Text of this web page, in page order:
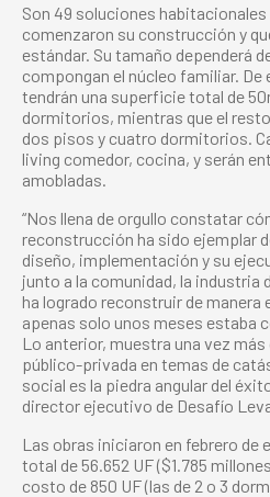
Son 49 soluciones
comenzaron su construcción y
estándar. Su tamaño dependerá
compongan el núcleo familiar. De
tendrán una superficie total de
dormitorios, mientras que el
dos pisos y cuatro dormitorios.
living comedor, cocina, y serán
amobladas.
“Nos llena de orgullo constatar
reconstrucción ha sido ejemplar
diseño, implementación y su
junto a la comunidad, la industria
ha logrado reconstruir de manera
apenas solo unos meses estaba
Lo anterior, muestra una vez
público-privada en temas de
social es la piedra angular del
director ejecutivo de Desafío
Las obras iniciaron en febrero de
total de 56.652 UF ($1.785
costo de 850 UF (las de 2 o 3